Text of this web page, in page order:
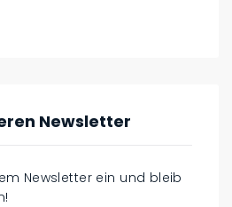
Newsletter
Newsletter ein und bleib